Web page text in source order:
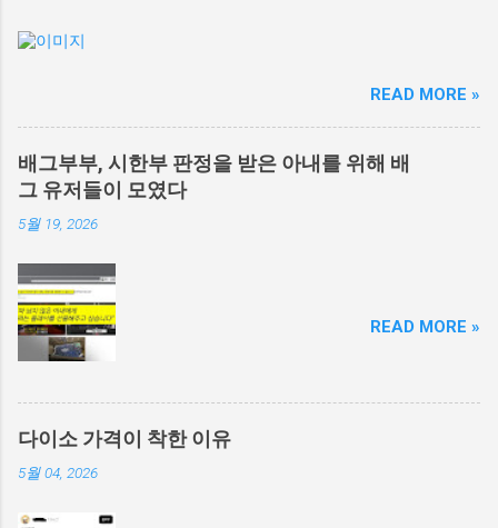
READ MORE »
배그부부, 시한부 판정을 받은 아내를 위해 배
그 유저들이 모였다
5월 19, 2026
READ MORE »
다이소 가격이 착한 이유
5월 04, 2026